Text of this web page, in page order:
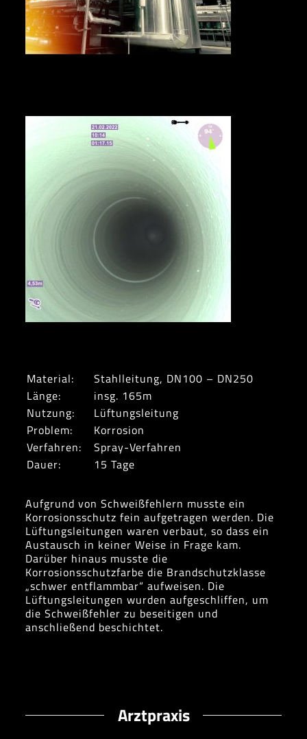
Material:
Stahlleitung, DN100 – DN250
Länge:
insg. 165m
Nutzung:
Lüftungsleitung
Problem:
Korrosion
Verfahren:
Spray-Verfahren
Dauer:
15 Tage
Aufgrund von Schweißfehlern musste ein
Korrosionsschutz fein aufgetragen werden. Die
Lüftungsleitungen waren verbaut, so dass ein
Austausch in keiner Weise in Frage kam.
Darüber hinaus musste die
Korrosionsschutzfarbe die Brandschutzklasse
„schwer entflammbar“ aufweisen. Die
Lüftungsleitungen wurden aufgeschliffen, um
die Schweißfehler zu beseitigen und
anschließend beschichtet.
Arztpraxis